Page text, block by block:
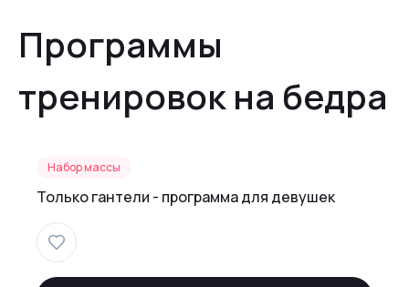
Программы
тренировок на бедра
Набор массы
Только гантели - программа для девушек